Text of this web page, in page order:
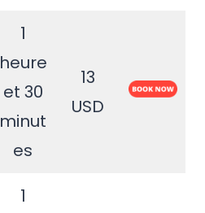
1
heure
et 30
minut
es
13
USD
1